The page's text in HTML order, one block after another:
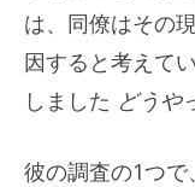
は、同僚はその
因すると考えて
しました どうや
彼の調査の1つ